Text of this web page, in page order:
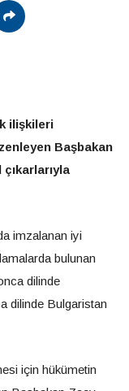
ilişkileri
Başbakan
imzalanan iyi
bulunan
dilinde
dilinde Bulgaristan
için hükümetin